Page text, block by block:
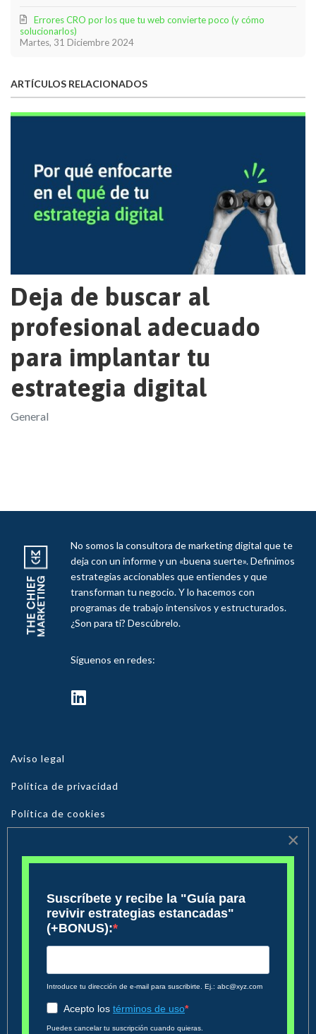
Martes, 31 Diciembre 2024
Errores CRO por los que tu web convierte poco (y cómo
solucionarlos)
ARTÍCULOS RELACIONADOS
Deja de buscar al
profesional adecuado
para implantar tu
estrategia digital
General
No somos la consultora de marketing digital que te
deja con un informe y un «buena suerte». Definimos
estrategias accionables que entiendes y que
transforman tu negocio. Y lo hacemos con
programas de trabajo intensivos y estructurados.
¿Son para ti? Descúbrelo.
Síguenos en redes:
Aviso legal
Política de privacidad
Política de cookies
© 2026 The Chief Marketing. Todos los derechos reservados
Consultores especializados
Consultor SEO
Consultor SEO Copywriting
×